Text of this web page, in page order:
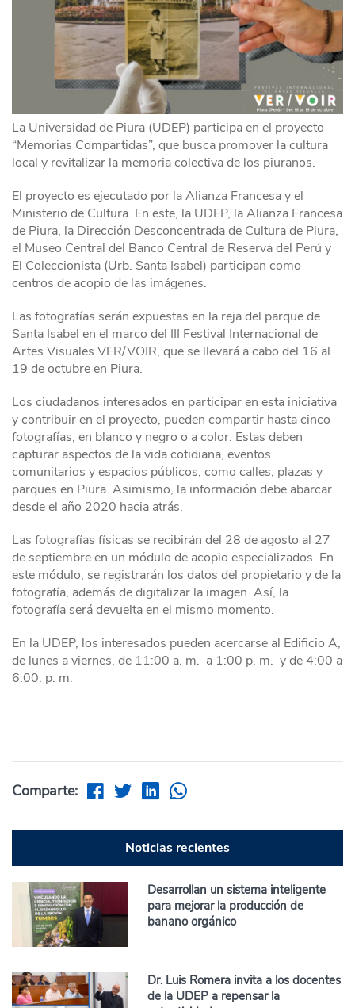
La Universidad de Piura (UDEP) participa en el proyecto
“Memorias Compartidas”, que busca promover la cultura
local y revitalizar la memoria colectiva de los piuranos.
El proyecto es ejecutado por la Alianza Francesa y el
Ministerio de Cultura. En este, la UDEP, la Alianza Francesa
de Piura, la Dirección Desconcentrada de Cultura de Piura,
el Museo Central del Banco Central de Reserva del Perú y
El Coleccionista (Urb. Santa Isabel) participan como
centros de acopio de las imágenes.
Las fotografías serán expuestas en la reja del parque de
Santa Isabel en el marco del III Festival Internacional de
Artes Visuales VER/VOIR, que se llevará a cabo del 16 al
19 de octubre en Piura.
Los ciudadanos interesados en participar en esta iniciativa
y contribuir en el proyecto, pueden compartir hasta cinco
fotografías, en blanco y negro o a color. Estas deben
capturar aspectos de la vida cotidiana, eventos
comunitarios y espacios públicos, como calles, plazas y
parques en Piura. Asimismo, la información debe abarcar
desde el año 2020 hacia atrás.
Las fotografías físicas se recibirán del 28 de agosto al 27
de septiembre en un módulo de acopio especializados. En
este módulo, se registrarán los datos del propietario y de la
fotografía, además de digitalizar la imagen. Así, la
fotografía será devuelta en el mismo momento.
En la UDEP, los interesados pueden acercarse al Edificio A,
de lunes a viernes, de 11:00 a. m. a 1:00 p. m. y de 4:00 a
6:00. p. m.
Comparte:
Noticias recientes
Desarrollan un sistema inteligente
para mejorar la producción de
banano orgánico
Dr. Luis Romera invita a los docentes
de la UDEP a repensar la